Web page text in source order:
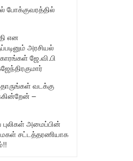
போக்குவரத்தில்
என
அரசியல்
ஜே.வி.பி
வடக்கு
–
புலிகள் அமைப்பின்
மகள் சட்டத்தரணியாக